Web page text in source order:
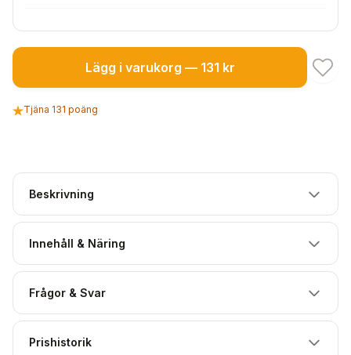
Lägg i varukorg — 131 kr
Tjäna 131 poäng
Beskrivning
Innehåll & Näring
Frågor & Svar
Prishistorik